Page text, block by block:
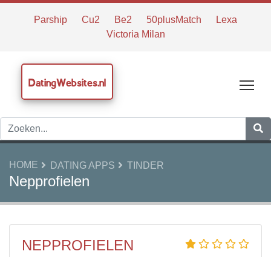
Parship Cu2 Be2 50plusMatch
Lexa
Victoria Milan
DatingWebsites.nl
HOME DATING APPS TINDER
Nepprofielen
NEPPROFIELEN